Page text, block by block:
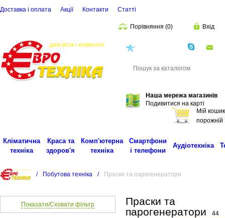
Доставка і оплата Акції Контакти Статті
Порівняння (0) Вхід
Наша мережа магазинів
Подивитися на карті
Мій кошик
порожній
Кліматична
техніка
Краса та
здоров'я
Комп'ютерна
техніка
Смартфони
і телефони
Аудіотехніка
/ Побутова техніка / Праски та парогенератори
Показати/Сховати фільтр
Праски та
парогенератори
44